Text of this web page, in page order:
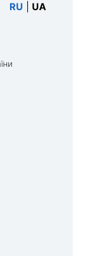
RU UA